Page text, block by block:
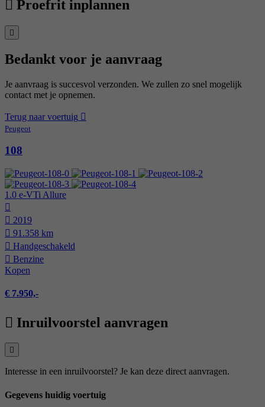
Proefrit inplannen
Bedankt voor je aanvraag
Je aanvraag is succesvol verzonden. We zullen zo snel mogelijk
contact met je opnemen.
Terug naar voertuig
Peugeot
108
1.0 e-VTi Allure
2019
91.358 km
Hand­geschakeld
Benzine
Kopen
€ 7.950,-
Inruilvoorstel aanvragen
Interesse in een inruilvoorstel? Je kan deze direct aanvragen.
Gegevens huidig voertuig